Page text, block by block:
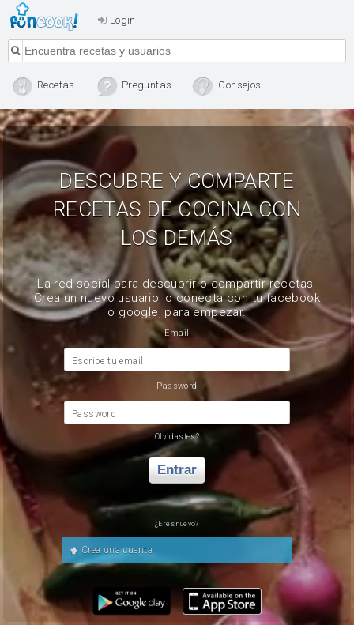
Login
Recetas Preguntas Consejos
DESCUBRE Y COMPARTE
RECETAS DE COCINA CON
LOS DEMÁS
La red social para descubrir o compartir recetas.
Crea un nuevo usuario, o conecta con tu facebook
o google, para empezar.
Email
Escribe tu email
Password
Password
Olvidastes?
Entrar
¿Eres nuevo?
Crea una cuenta